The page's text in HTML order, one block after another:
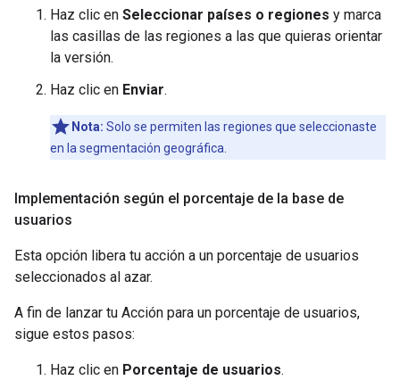
Haz clic en Seleccionar países o regiones y marca
las casillas de las regiones a las que quieras orientar
la versión.
Haz clic en Enviar.
Nota: Solo se permiten las regiones que seleccionaste
en la segmentación geográfica.
Implementación según el porcentaje de la base de
usuarios
Esta opción libera tu acción a un porcentaje de usuarios
seleccionados al azar.
A fin de lanzar tu Acción para un porcentaje de usuarios,
sigue estos pasos:
Haz clic en Porcentaje de usuarios.